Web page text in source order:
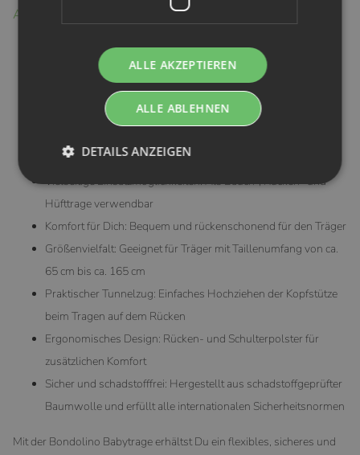
Alle Vorteile der Bondolino auf einen Blick:
Einfache Handhabung: Schnell und unkompliziert anlegen
Anpassbar an jeden Träger: Passt sich beim Anlegen
Optimale Unterstützung für Dein Baby: Flexibel einstellbare
Haltung
Vielseitige Einsatzmöglichkeiten: Als Bauch-, Rücken- und
Hüfttrage verwendbar
Komfort für Dich: Bequem und rückenschonend für den Träger
Größenvielfalt: Geeignet für Träger mit Taillenumfang von ca.
65 cm bis ca. 165 cm
Praktischer Tunnelzug: Einfaches Hochziehen der Kopfstütze
beim Tragen auf dem Rücken
Ergonomisches Design: Rücken- und Schulterpolster für
zusätzlichen Komfort
Sicher und schadstofffrei: Hergestellt aus schadstoffgeprüfter
Baumwolle und erfüllt alle internationalen Sicherheitsnormen
Mit der Bondolino Babytrage erhältst Du ein flexibles, sicheres und
ALLE AKZEPTIEREN
ALLE ABLEHNEN
DETAILS ANZEIGEN